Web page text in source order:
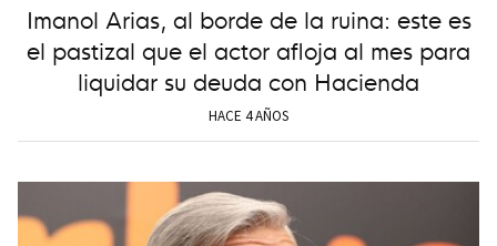
Imanol Arias, al borde de la ruina: este es
el pastizal que el actor afloja al mes para
liquidar su deuda con Hacienda
HACE 4 AÑOS